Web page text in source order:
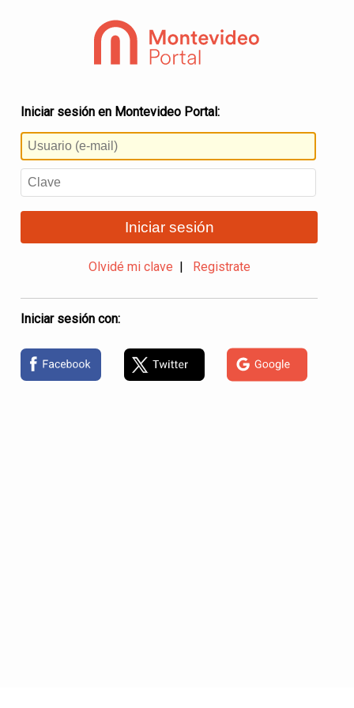
Iniciar sesión en Montevideo Portal:
Iniciar sesión
Olvidé mi clave Registrate
Iniciar sesión con: